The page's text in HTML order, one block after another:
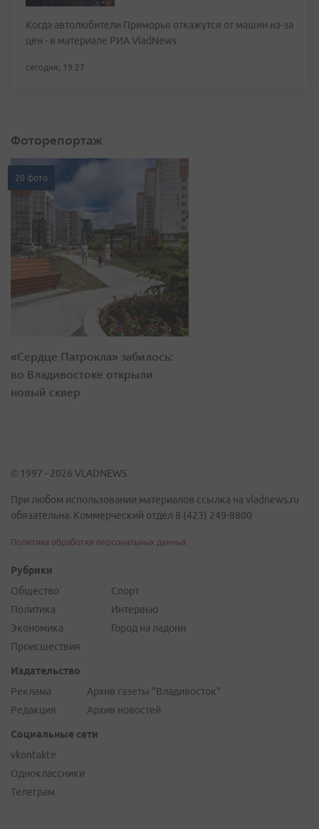
Когда автолюбители Приморья откажутся от машин из-за
цен - в материале РИА VladNews
сегодня, 19:27
Фоторепортаж
20 фото
«Сердце Патрокла» забилось:
во Владивостоке открыли
новый сквер
© 1997 - 2026 VLADNEWS
При любом использовании материалов ссылка на vladnews.ru
обязательна. Коммерческий отдел 8 (423) 249-8800
Политика обработки персональных данных
Рубрики
Общество
Политика
Экономика
Происшествия
Спорт
Интервью
Город на ладони
Издательство
Реклама
Редакция
Архив газеты "Владивосток"
Архив новостей
Социальные сети
vkontakte
Одноклассники
Телеграм